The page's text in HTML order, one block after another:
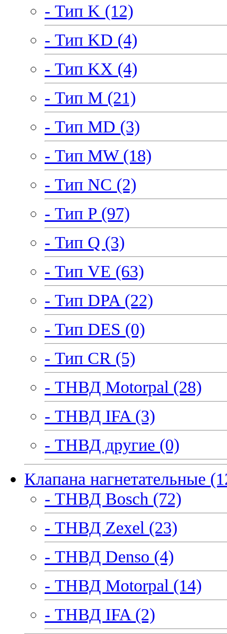
- Тип K (12)
- Тип KD (4)
- Тип KX (4)
- Тип M (21)
- Тип MD (3)
- Тип MW (18)
- Тип NC (2)
- Тип P (97)
- Тип Q (3)
- Тип VE (63)
- Тип DPA (22)
- Тип DES (0)
- Тип CR (5)
- ТНВД Motorpal (28)
- ТНВД IFA (3)
- ТНВД другие (0)
Клапана нагнетательные
- ТНВД Bosch (72)
- ТНВД Zexel (23)
- ТНВД Denso (4)
- ТНВД Motorpal (14)
- ТНВД IFA (2)